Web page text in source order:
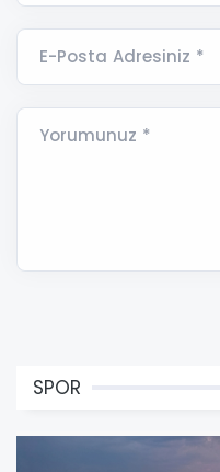
E-Posta Adresiniz *
Yorumunuz *
SPOR